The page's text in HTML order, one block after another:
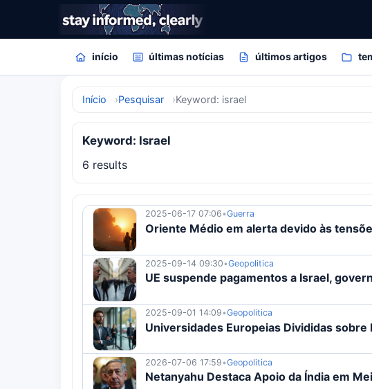
início últimas notícias últimos artigos
Início Pesquisar Keyword: israel
Keyword: Israel
6 results
2025-06-17 07:06•Guerra
Oriente Médio em alerta devido às
2025-09-14 09:30•Geopolitica
UE suspende pagamentos a Israel,
2025-09-01 14:09•Geopolitica
Universidades Europeias Divididas sobre
2026-07-06 17:59•Geopolitica
Netanyahu Destaca Apoio da Índia em